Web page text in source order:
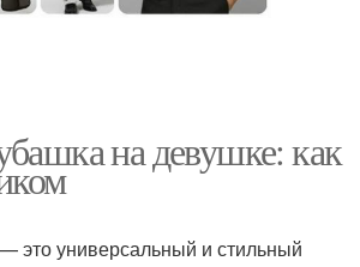
на девушке: как
это универсальный и стильный